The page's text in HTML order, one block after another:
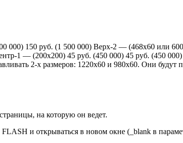
150 руб. (1 500 000) Верх-2 — (468x60 или
1 — (200х200) 45 руб. (450 000) 45 руб. (450
2-х размеров: 1220х60 и 980x60. Они будут
на которую он ведет.
и открываться в новом окне (_blank в